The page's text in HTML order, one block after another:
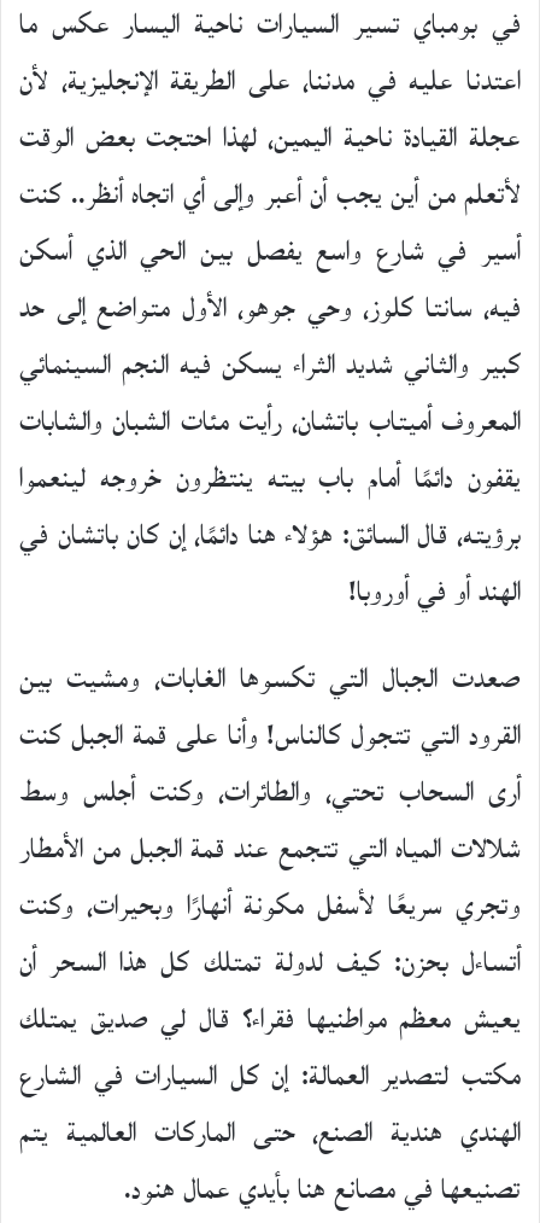
في بومباي تسير السيارات ناحية اليسار عكس ما
اعتدنا عليه في مدننا، على الطريقة الإنجليزية، لأن
عجلة القيادة ناحية اليمين، لهذا احتجت بعض الوقت
لأتعلم من أين يجب أن أعبر وإلى أي اتجاه أنظر.. كنت
أسير في شارع واسع يفصل بين الحي الذي أسكن
فيه، سانتا كلوز، وحي جوهو، الأول متواضع إلى حد
كبير والثاني شديد الثراء يسكن فيه النجم السينمائي
المعروف أميتاب باتشان، رأيت مئات الشبان والشابات
يقفون دائمًا أمام باب بيته ينتظرون خروجه لينعموا
برؤيته، قال السائق: هؤلاء هنا دائمًا، إن كان باتشان في
الهند أو في أوروبا!
صعدت الجبال التي تكسوها الغابات، ومشيت بين
القرود التي تتجول كالناس! وأنا على قمة الجبل كنت
أرى السحاب تحتي، والطائرات، وكنت أجلس وسط
شلالات المياه التي تتجمع عند قمة الجبل من الأمطار
وتجري سريعًا لأسفل مكونة أنهارًا وبحيرات، وكنت
أتساءل بحزن: كيف لدولة تمتلك كل هذا السحر أن
يعيش معظم مواطنيها فقراء؟ قال لي صديق يمتلك
مكتب لتصدير العمالة: إن كل السيارات في الشارع
الهندي هندية الصنع، حتى الماركات العالمية يتم
تصنيعها في مصانع هنا بأيدي عمال هنود.